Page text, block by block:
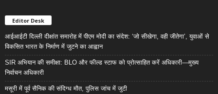
Editor Desk
आईआईटी दिल्ली दीक्षांत समारोह में पीएम मोदी का संदेश: ‘जो सीखेगा, वही जीतेगा’, युवाओं से
विकसित भारत के निर्माण में जुटने का आह्वान
SIR अभियान की समीक्षा: BLO और फील्ड स्टाफ को प्रोत्साहित करें अधिकारी—मुख्य
निर्वाचन अधिकारी
मसूरी में पूर्व सैनिक की संदिग्ध मौत, पुलिस जांच में जुटी